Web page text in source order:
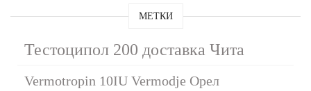
МЕТКИ
Тестоципол 200 доставка Чита
Vermotropin 10IU Vermodje Орел